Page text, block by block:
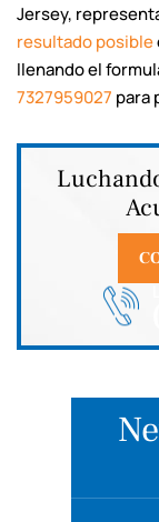
Jersey,
resultado posible
llenando el
7327959027 para